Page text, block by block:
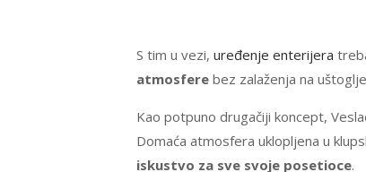
S tim u vezi, uređenje enterijera
atmosfere bez zalaženja na
Kao potpuno drugačiji koncept,
Domaća atmosfera uklopljena u
iskustvo za sve svoje posetioce.